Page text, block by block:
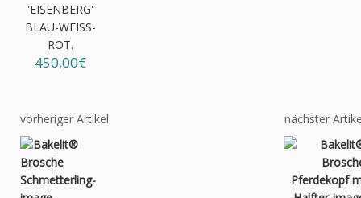
'EISENBERG'
BLAU-WEISS-R
OT.
450,00€
vorheriger Artikel nächster